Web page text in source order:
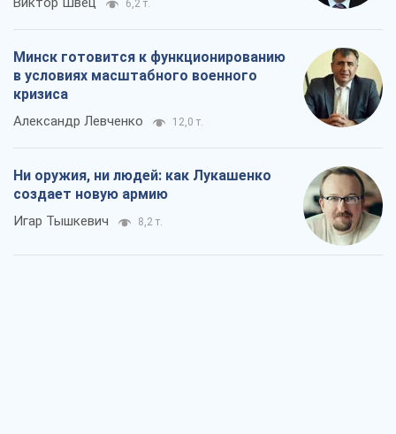
6,2 т.
Минск готовится к функционированию
в условиях масштабного военного
кризиса
Александр Левченко 12,0 т.
Ни оружия, ни людей: как Лукашенко
создает новую армию
Игар Тышкевич 8,2 т.